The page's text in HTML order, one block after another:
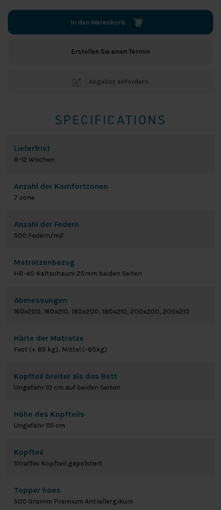
In den Warenkorb
Erstellen Sie einen Termin
Angebot anfordern
SPECIFICATIONS
Lieferfrist
8-12 Wochen
Anzahl der Komfortzonen
7 zone
Anzahl der Federn
500 Federn/m2
Matratzenbezug
HR-40 Kaltschaum 25mm beiden Seiten
Abmessungen
160x200, 160x210, 180x200, 180x210, 200x200, 200x210
Härte der Matratze
Fest (+ 85 kg), Mittel (-85kg)
Kopfteil breiter als das Bett
Ungefähr 10 cm auf beiden Seiten
Höhe des Kopfteils
Ungefähr 115 cm
Kopfteil
Straffes Kopfteil gepolstert
Topper hoes
500 Gramm Premium Antiallergikum